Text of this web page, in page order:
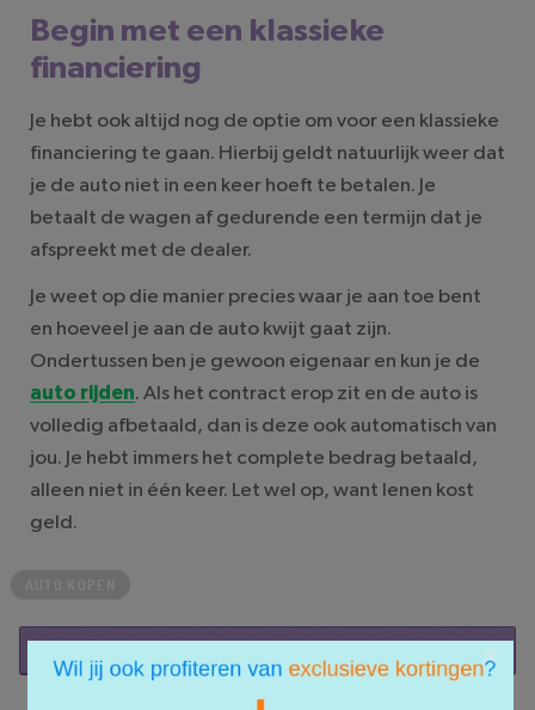
Begin met een klassieke
financiering
Je hebt ook altijd nog de optie om voor een klassieke
financiering te gaan. Hierbij geldt natuurlijk weer dat
je de auto niet in een keer hoeft te betalen. Je
betaalt de wagen af gedurende een termijn dat je
afspreekt met de dealer.
Je weet op die manier precies waar je aan toe bent
en hoeveel je aan de auto kwijt gaat zijn.
Ondertussen ben je gewoon eigenaar en kun je de
auto rijden. Als het contract erop zit en de auto is
volledig afbetaald, dan is deze ook automatisch van
jou. Je hebt immers het complete bedrag betaald,
alleen niet in één keer. Let wel op, want lenen kost
geld.
×